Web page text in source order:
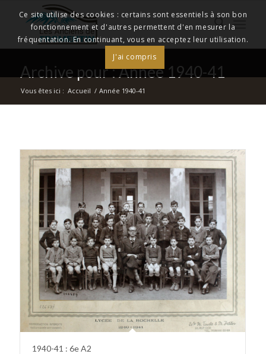
Archive pour : Année 1940-41
Vous êtes ici : Accueil / Année 1940-41
1940-41 : 6e A2
Ce site utilise des cookies : certains sont essentiels à son bon
fonctionnement et d'autres permettent d'en mesurer la
fréquentation. En continuant, vous en acceptez leur utilisation.
J'ai compris